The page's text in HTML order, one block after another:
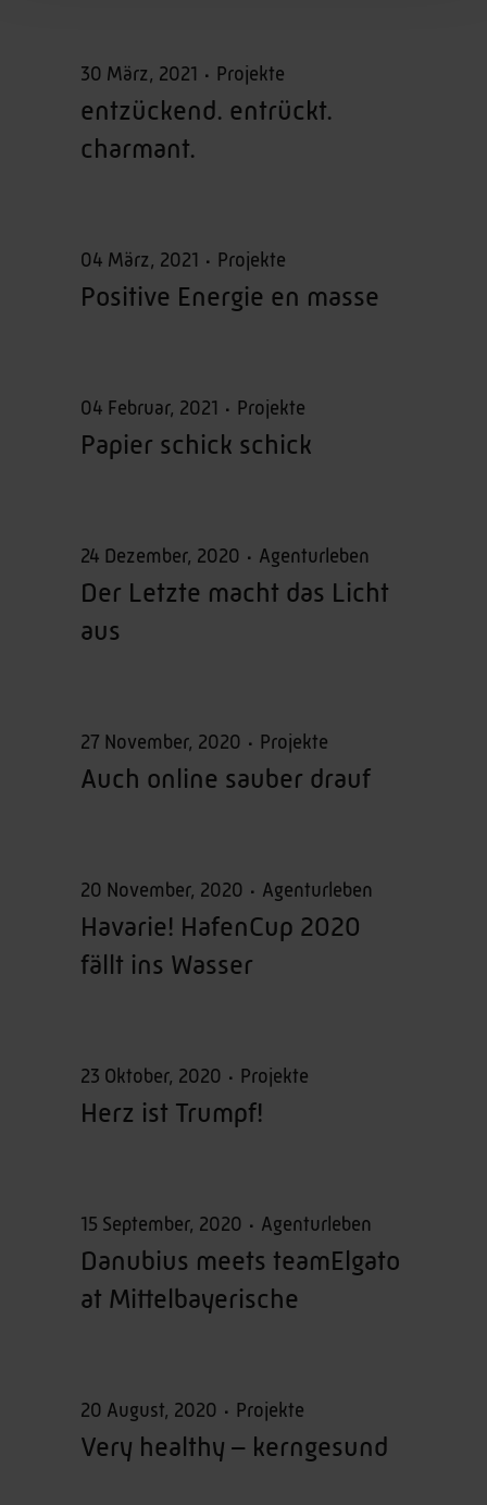
30 März, 2021 Projekte
entzückend. entrückt.
charmant.
04 März, 2021 Projekte
Positive Energie en masse
04 Februar, 2021 Projekte
Papier schick schick
24 Dezember, 2020 Agenturleben
Der Letzte macht das Licht
aus
27 November, 2020 Projekte
Auch online sauber drauf
20 November, 2020 Agenturleben
Havarie! HafenCup 2020
fällt ins Wasser
23 Oktober, 2020 Projekte
Herz ist Trumpf!
15 September, 2020 Agenturleben
Danubius meets teamElgato
at Mittelbayerische
20 August, 2020 Projekte
Very healthy – kerngesund